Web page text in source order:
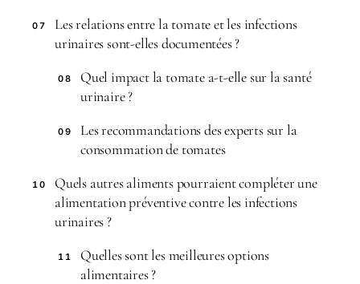
07
Les relations entre la tomate et les infections
urinaires sont-elles documentées ?
08
Quel impact la tomate a-t-elle sur la santé
urinaire ?
09
Les recommandations des experts sur la
consommation de tomates
10
Quels autres aliments pourraient compléter une
alimentation préventive contre les infections
urinaires ?
11
Quelles sont les meilleures options
alimentaires ?